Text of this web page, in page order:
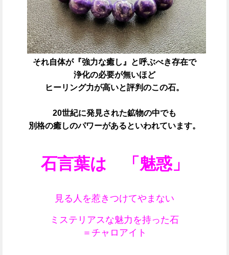
それ自体が『強力な癒し』と呼ぶべき存在で
浄化の必要が無いほど
ヒーリング力が高いと評判のこの石。
20世紀に発見された鉱物の中でも
別格の癒しのパワーがあるといわれています。
石言葉は 「魅惑」
見る人を惹きつけてやまない
ミステリアスな魅力を持った石
＝チャロアイト